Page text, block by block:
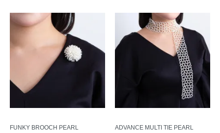
FUNKY BROOCH PEARL ADVANCE MULTI TIE PEARL